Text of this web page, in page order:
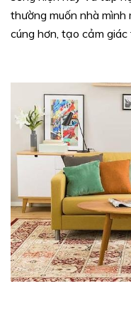
thường muốn nhà
cúng hơn, tạo cảm